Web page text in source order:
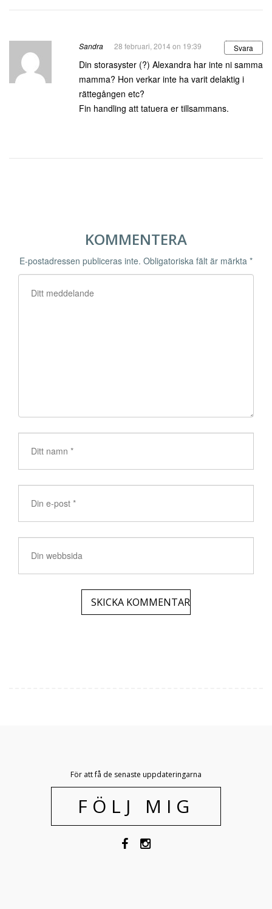
Sandra 28 februari, 2014 on 19:39 Svara
Din storasyster (?) Alexandra har inte ni samma
mamma? Hon verkar inte ha varit delaktig i
rättegången etc?
Fin handling att tatuera er tillsammans.
KOMMENTERA
E-postadressen publiceras inte. Obligatoriska fält är märkta *
För att få de senaste uppdateringarna
FÖLJ MIG